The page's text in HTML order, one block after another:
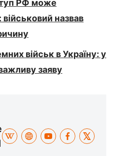
РФ може
назвав
військ в Україну: у
заяву